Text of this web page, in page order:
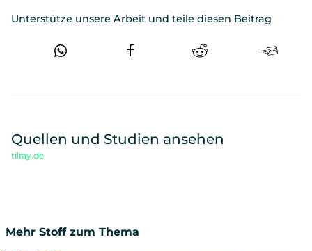
Unterstütze unsere Arbeit und teile diesen Beitrag
Quellen und Studien ansehen
tilray.de
Mehr Stoff zum Thema